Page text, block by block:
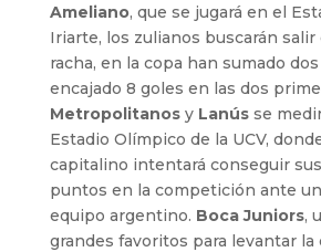
Ameliano, que se jugará en el
Iriarte, los zulianos buscarán salir
racha, en la copa han sumado
encajado 8 goles en las dos
Metropolitanosy Lanússe
Estadio Olímpico de la UCV,
capitalino intentará conseguir
puntos en la competición ante
equipo argentino. Boca Juniors,
grandes favoritos para levantar la